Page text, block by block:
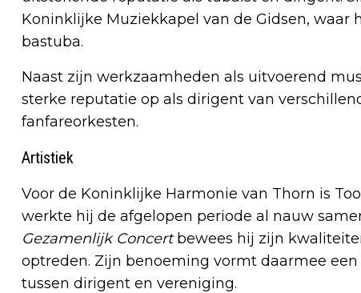
Koninklijke Muziekkapel van de Gidsen, waar
bastuba.
Naast zijn werkzaamheden als uitvoerend
sterke reputatie op als dirigent van
fanfareorkesten.
Artistiek
Voor de Koninklijke Harmonie van Thorn is
werkte hij de afgelopen periode al nauw
Gezamenlijk Concertbewees hij zijn
optreden. Zijn benoeming vormt daarmee
tussen dirigent en vereniging.